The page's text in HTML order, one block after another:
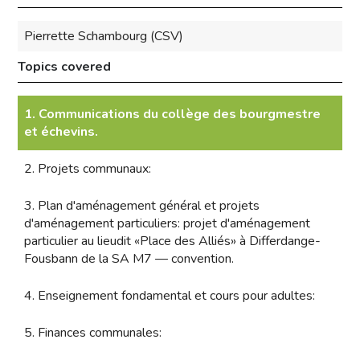
Pierrette Schambourg (CSV)
Topics covered
1. Communications du collège des bourgmestre
et échevins.
2. Projets communaux:
3. Plan d'aménagement général et projets
d'aménagement particuliers: projet d'aménagement
particulier au lieudit «Place des Alliés» à Differdange-
Fousbann de la SA M7 — convention.
4. Enseignement fondamental et cours pour adultes:
5. Finances communales: